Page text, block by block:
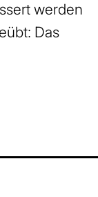
werden
Das